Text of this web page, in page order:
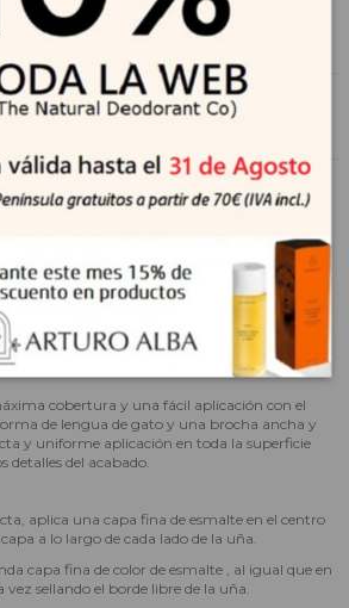
subtono violeta. Esmalte de uñas con
brillo. Innovadora tecnología de color,
una máxima cobertura.
con nuestro pincel EAB que garantiza
en toda la superficie de la uña.
una manicura perfecta cuidando de la
a su innovadora formulación.
salud y belleza pudiendo elegir dentro de una
basados en las últimas tendencias de moda.
color: Permite fijar el color del esmalte en
alta pigmentación para lograr una manicura
cobertura y una fácil aplicación con el
de lengua de gato y una brocha ancha y
y uniforme aplicación en toda la superficie
detalles del acabado.
aplica una capa fina de esmalte en el centro
a lo largo de cada lado de la uña.
capa fina de color de esmalte , al igual que en
sellando el borde libre de la uña.